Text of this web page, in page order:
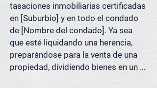
probadas para generar resultados
claros y consistentes que usted
puede respaldar. Es una tasación
inmobiliaria diseñada para las
decisiones de hoy, no para los
métodos de ayer.
tasaciones inmobiliarias certificadas
en [Suburbio] y en todo el condado
de [Nombre del condado]. Ya sea
que esté liquidando una herencia,
preparándose para la venta de una
propiedad, dividiendo bienes en un